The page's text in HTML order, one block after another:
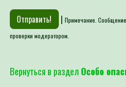
|
проверки модератором.
Вернуться в раздел Особо